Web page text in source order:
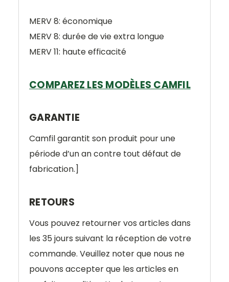
MERV 8: économique
MERV 8: durée de vie extra longue
MERV 11: haute efficacité
COMPAREZ LES MODÈLES CAMFIL
GARANTIE
Camfil garantit son produit pour une
période d’un an contre tout défaut de
fabrication.]
RETOURS
Vous pouvez retourner vos articles dans
les 35 jours suivant la réception de votre
commande. Veuillez noter que nous ne
pouvons accepter que les articles en